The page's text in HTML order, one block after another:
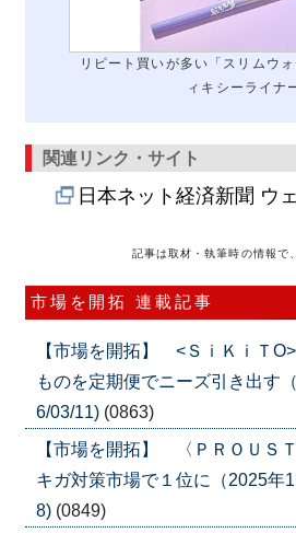
リピート買いが多い「スリムウ
ィキシーライナ
関連リンク・サイト
日本ネット経済新聞 ウ
記事は取材・執筆時の情報で
市場を開拓 連載記事
【市場を開拓】 <ＳｉＫｉＴ
ものを定期便でニーズ引き出す
6/03/11) (0863)
【市場を開拓】 〈ＰＲＯＵＳ
キガ対策市場で１位に（2025年
8) (0849)